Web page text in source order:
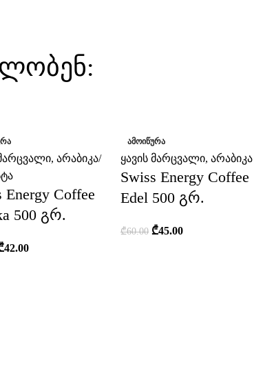
, არაბიკა/
Energy Coffee
500 გრ.
42.00
ᲐᲛᲝᲘᲬᲣᲠᲐ
ყავის მარცვალი, არაბიკა
Swiss Energy Coffee
Edel 500 გრ.
₾60.00 ₾45.00